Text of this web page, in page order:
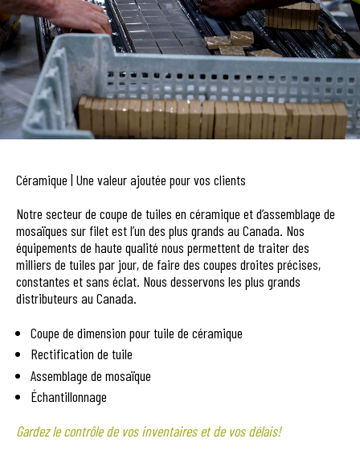
Céramique | Une valeur ajoutée pour vos clients
Notre secteur de coupe de tuiles en céramique et d’assemblage de
mosaïques sur filet est l’un des plus grands au Canada. Nos
équipements de haute qualité nous permettent de traiter des
milliers de tuiles par jour, de faire des coupes droites précises,
constantes et sans éclat. Nous desservons les plus grands
distributeurs au Canada.
Coupe de dimension pour tuile de céramique
Rectification de tuile
Assemblage de mosaïque
Échantillonnage
Gardez le contrôle de vos inventaires et de vos délais!